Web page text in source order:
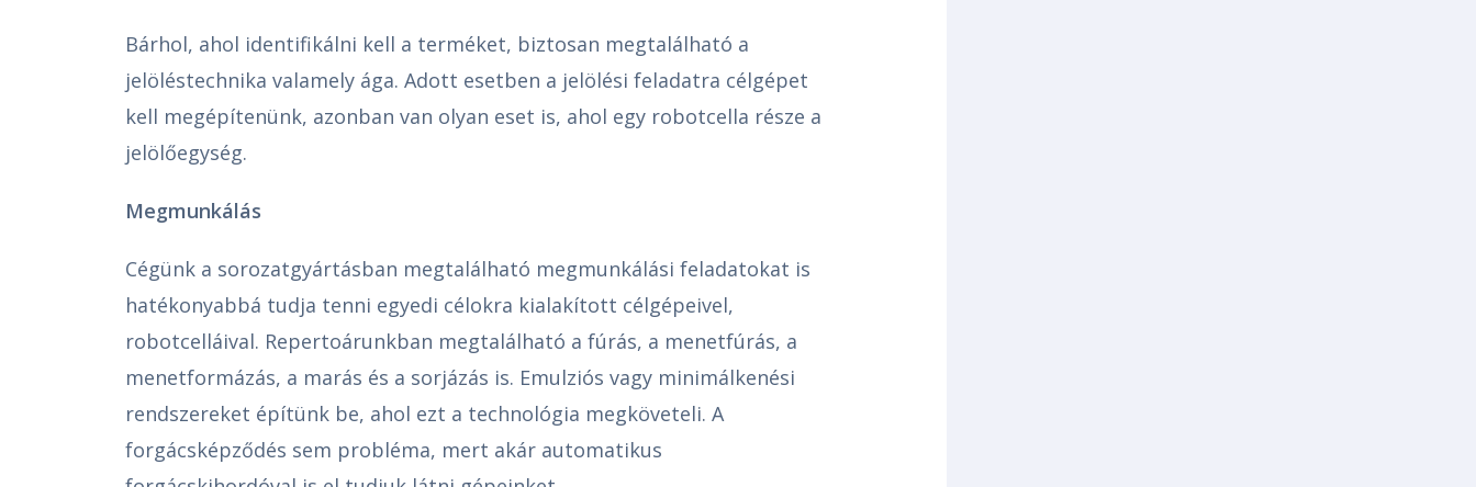
Bárhol, ahol identifikálni kell a terméket, biztosan megtalálható a
jelöléstechnika valamely ága. Adott esetben a jelölési feladatra célgépet
kell megépítenünk, azonban van olyan eset is, ahol egy robotcella része a
jelölőegység.
Megmunkálás
Cégünk a sorozatgyártásban megtalálható megmunkálási feladatokat is
hatékonyabbá tudja tenni egyedi célokra kialakított célgépeivel,
robotcelláival. Repertoárunkban megtalálható a fúrás, a menetfúrás, a
menetformázás, a marás és a sorjázás is. Emulziós vagy minimálkenési
rendszereket építünk be, ahol ezt a technológia megköveteli. A
forgácsképződés sem probléma, mert akár automatikus